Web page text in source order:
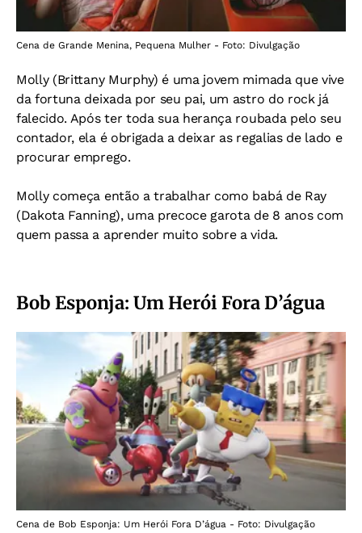
Cena de Grande Menina, Pequena Mulher - Foto: Divulgação
Molly (Brittany Murphy) é uma jovem mimada que vive
da fortuna deixada por seu pai, um astro do rock já
falecido. Após ter toda sua herança roubada pelo seu
contador, ela é obrigada a deixar as regalias de lado e
procurar emprego.
Molly começa então a trabalhar como babá de Ray
(Dakota Fanning), uma precoce garota de 8 anos com
quem passa a aprender muito sobre a vida.
Bob Esponja: Um Herói Fora D’água
Cena de Bob Esponja: Um Herói Fora D’água - Foto: Divulgação